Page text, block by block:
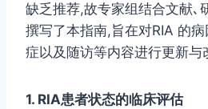
缺乏推荐,故专家组结合文献､
撰写了本指南,旨在对RIA 的
症以及随访等内容进行更新与
1. RIA患者状态的临床评估